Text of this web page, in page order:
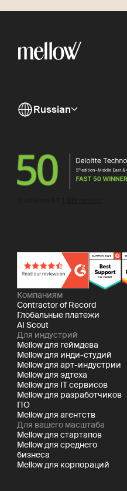
Russian
Компаниям
Contractor of Record
Глобальные платежи
AI Scout
Для индустрий
Mellow для геймдева
Mellow для инди-студий
Mellow для арт-индустрии
Mellow для эдтеха
Mellow для IT сервисов
Mellow для разработчиков
ПО
Mellow для агентств
Для вашего масштаба
Mellow для стартапов
Mellow для среднего
бизнеса
Mellow для корпораций